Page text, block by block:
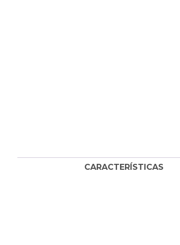
CARACTERÍSTICAS